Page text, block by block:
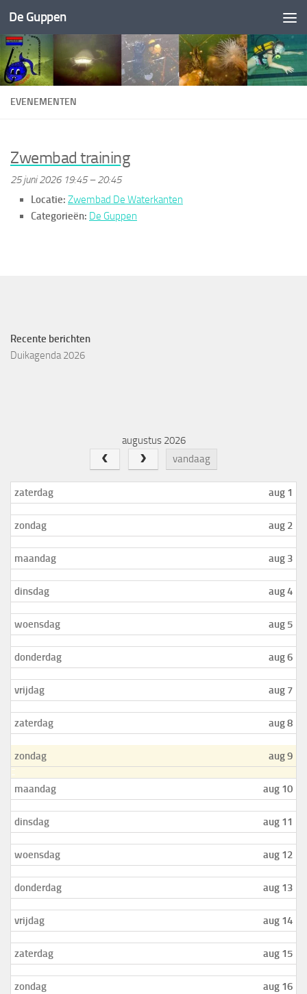
Doorgaan naar inhoud
De Guppen
EVENEMENTEN
Zwembad training
25 juni 2026 19:45–20:45
Locatie: Zwembad De Waterkanten
Categorieën: De Guppen
Recente berichten
Duikagenda 2026
augustus 2026
vandaag
zaterdag aug 1
zondag aug 2
maandag aug 3
dinsdag aug 4
woensdag aug 5
donderdag aug 6
vrijdag aug 7
zaterdag aug 8
zondag aug 9
maandag aug 10
dinsdag aug 11
woensdag aug 12
donderdag aug 13
vrijdag aug 14
zaterdag aug 15
zondag aug 16